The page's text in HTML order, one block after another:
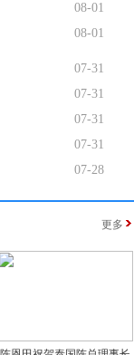
08-01
08-01
07-31
07-31
07-31
07-31
07-28
更多